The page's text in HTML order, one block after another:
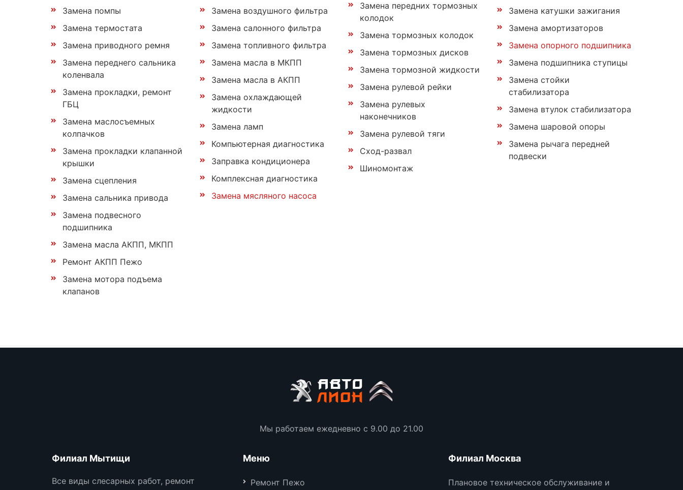
Замена помпы
Замена термостата
Замена приводного ремня
Замена переднего сальника
коленвала
Замена прокладки, ремонт
ГБЦ
Замена маслосъемных
колпачков
Замена прокладки клапанной
крышки
Замена сцепления
Замена сальника привода
Замена подвесного
подшипника
Замена масла АКПП, МКПП
Ремонт АКПП Пежо
Замена мотора подъема
клапанов
Замена воздушного фильтра
Замена салонного фильтра
Замена топливного фильтра
Замена масла в МКПП
Замена масла в АКПП
Замена охлаждающей
жидкости
Замена ламп
Компьютерная диагностика
Заправка кондиционера
Комплексная диагностика
Замена мясляного насоса
Замена передних тормозных
колодок
Замена тормозных колодок
Замена тормозных дисков
Замена тормозной жидкости
Замена рулевой рейки
Замена рулевых
наконечников
Замена рулевой тяги
Сход-развал
Шиномонтаж
Замена катушки зажигания
Замена амортизаторов
Замена опорного подшипника
Замена подшипника ступицы
Замена стойки
стабилизатора
Замена втулок стабилизатора
Замена шаровой опоры
Замена рычага передней
подвески
Мы работаем ежедневно с 9.00 до 21.00
Филиал Мытищи
Все виды слесарных работ, ремонт
Меню
Ремонт Пежо
Филиал Москва
Плановое техническое обслуживание и